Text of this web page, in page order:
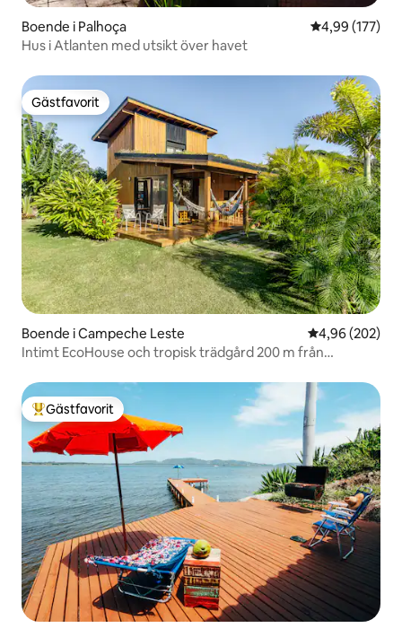
Boende i Palhoça 4,99 av 5 i
4,99 (177)
Hus i Atlanten med utsikt över havet
Gästfavorit
Gästfavorit
Boende i Campeche Leste 4,96 av 5 i
4,96 (202)
Intimt EcoHouse och tropisk trädgård 200 m från
Populär gästfavorit
Gästfavorit